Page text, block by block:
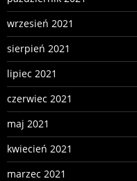
wrzesień 2021
sierpień 2021
lipiec 2021
czerwiec 2021
maj 2021
kwiecień 2021
marzec 2021